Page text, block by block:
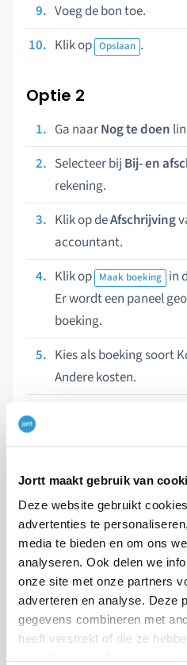
Jortt maakt gebruik van
Deze website gebruikt
advertenties te
media te bieden en om ons
analyseren. Ook delen we
onze site met onze partners
adverteren en analyse. Deze
gegevens combineren met
heeft verstrekt of die ze
Voeg de bon toe.
Klik op Opslaan .
Optie 2
Ga naarNog te doen
Selecteer bij Bij- en
rekening.
Klik op deAfschrijving
accountant.
Klik op Maak boeking in
Er wordt een paneel
boeking.
Kies als boeking soort
Andere kosten.
Voeg de bon toe.
Klik op
In het scherm waar je nu
op het blauwe
scherm staat bij Nog in te